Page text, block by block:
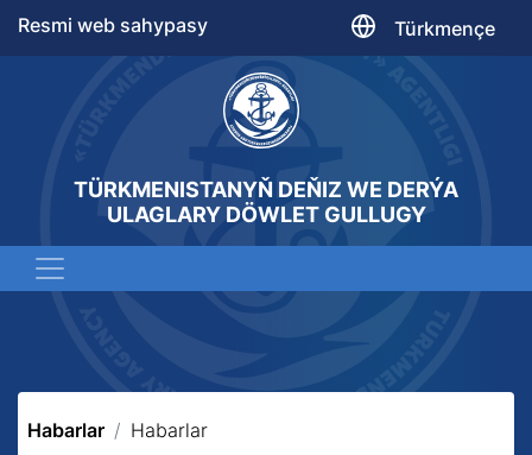
Resmi web sahypasy Türkmençe
TÜRKMENISTANYŇ DEŇIZ WE DERÝA
ULAGLARY DÖWLET GULLUGY
Habarlar Habarlar